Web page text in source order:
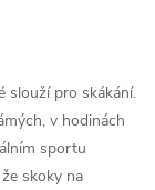
slouží pro skákání.
v hodinách
sportu
skoky na